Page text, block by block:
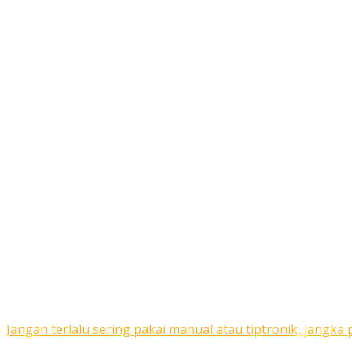
Jangan terlalu sering pakai manual atau tiptronik,